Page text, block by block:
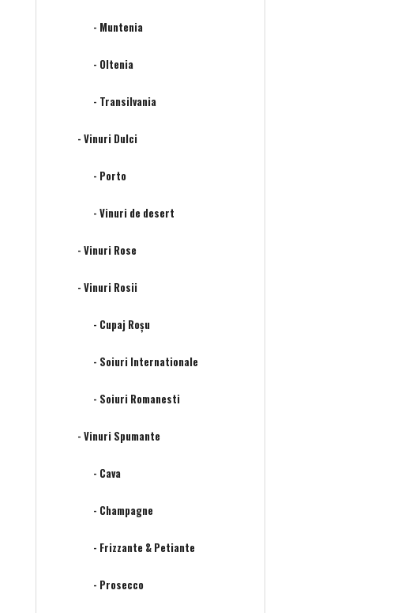
- Muntenia
- Oltenia
- Transilvania
- Vinuri Dulci
- Porto
- Vinuri de desert
- Vinuri Rose
- Vinuri Rosii
- Cupaj Roșu
- Soiuri Internationale
- Soiuri Romanesti
- Vinuri Spumante
- Cava
- Champagne
- Frizzante & Petiante
- Prosecco